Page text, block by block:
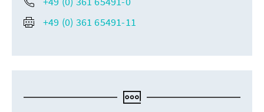
+49 (0) 361 65491-11